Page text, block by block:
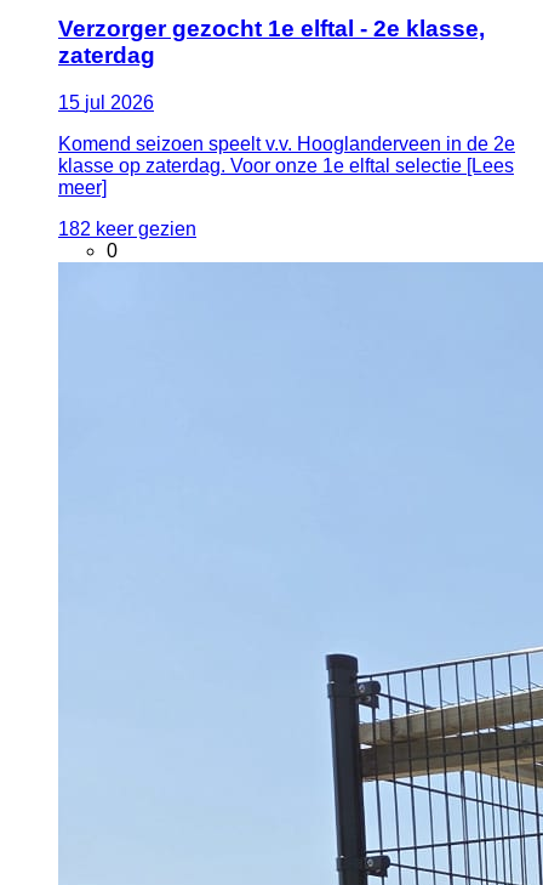
Verzorger gezocht 1e elftal - 2e klasse,
zaterdag
15 jul 2026
Komend seizoen speelt v.v. Hooglanderveen in de 2e
klasse op zaterdag. Voor onze 1e elftal selectie [Lees
meer]
182 keer gezien
0